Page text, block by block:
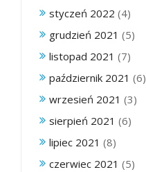
styczeń 2022 (4)
grudzień 2021 (5)
listopad 2021 (7)
październik 2021 (6)
wrzesień 2021 (3)
sierpień 2021 (6)
lipiec 2021 (8)
czerwiec 2021 (5)